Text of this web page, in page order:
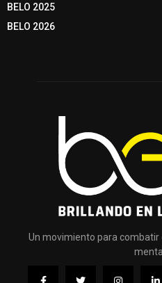
BELO 2025
BELO 2026
Un movimiento para